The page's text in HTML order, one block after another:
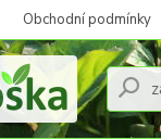
Obchodní podmínky